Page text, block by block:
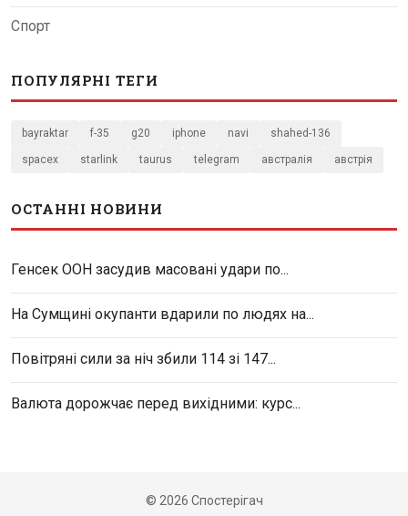
Спорт
ПОПУЛЯРНІ ТЕГИ
bayraktar f-35 g20 iphone navi shahed-136
spacex starlink taurus telegram австралія австрія
ОСТАННІ НОВИНИ
Генсек ООН засудив масовані удари по...
На Сумщині окупанти вдарили по людях на...
Повітряні сили за ніч збили 114 зі 147...
Валюта дорожчає перед вихідними: курс...
© 2026 Спостерігач